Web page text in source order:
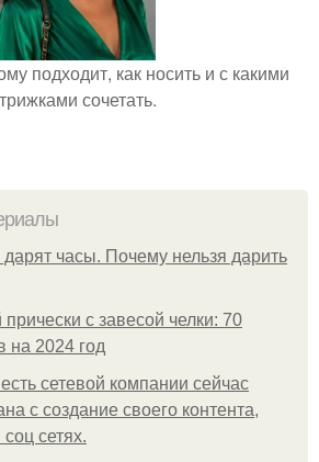
подходит, как носить и с какими
сочетать.
дарят часы. Почему нельзя дарить
с завесой челки: 70
на 2024 год
сетевой компании сейчас
с создание своего контента,
сетях.